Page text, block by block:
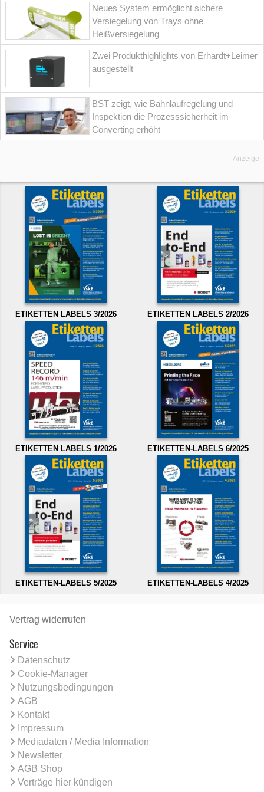
Neues System ermöglicht sichere
Versiegelung von Trays ohne
Heißversiegelung
Zwei Produkthighlights von Erhardt+Leimer
ausgestellt
BST zeigt, wie Bahnlaufregelung und
Inspektion die Prozesssicherheit im
Converting erhöht
Anzeige
ETIKETTEN LABELS 3/2026 ETIKETTEN LABELS 2/2026
ETIKETTEN LABELS 1/2026 ETIKETTEN-LABELS 6/2025
ETIKETTEN-LABELS 5/2025 ETIKETTEN-LABELS 4/2025
Vertrag widerrufen
Service
Datenschutz
Cookie-Manager
Nutzungsbedingungen
AGB
Kontakt
Impressum
Mediadaten / Media Information
Newsletter
AGB Shop
Verträge hier kündigen